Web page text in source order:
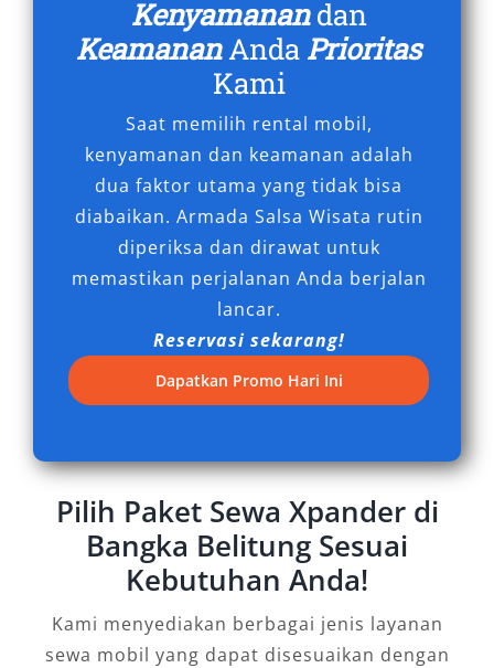
Xpander Bangka Belitung, pelanggan dapat
menikmati layanan door-to-door yang praktis
dan efisien. Hal ini mempermudah mobilitas
wisatawan dan pebisnis yang membutuhkan
ketepatan waktu dan kenyamanan selama
perjalanan.
6. Hemat Biaya dan Waktu
Salah satu keunggulan utama dari rental
Xpander Belitung adalah efisiensi biaya.
Dibandingkan dengan menyewa mobil
premium atau menggunakan transportasi
umum yang terbatas di beberapa daerah,
murah namun tetap kompetitif. Tersedia juga
layanan lepas kunci yang memungkinkan Anda
mengatur waktu perjalanan secara mandiri
tanpa terikat dengan sopir.
Tipe Mobil Xpander yang Kami
Sewakan di Salsa Wisata
Kenyamanandan
KeamananAnda Prioritas
Kami
Saat memilih rental mobil,
kenyamanan dan keamanan adalah
dua faktor utama yang tidak bisa
diabaikan. Armada Salsa Wisata rutin
diperiksa dan dirawat untuk
memastikan perjalanan Anda berjalan
lancar.
Reservasi sekarang!
Dapatkan Promo Hari Ini
Pilih Paket Sewa Xpander di
Bangka Belitung Sesuai
Kebutuhan Anda!
Kami menyediakan berbagai jenis layanan
sewa mobil yang dapat disesuaikan dengan